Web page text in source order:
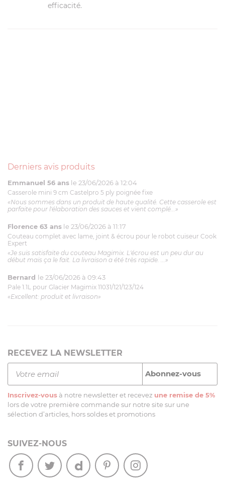
efficacité.
Derniers avis produits
Emmanuel 56 ans le 23/06/2026 à 12:04
Casserole mini 9 cm Castelpro 5 ply poignée fixe
«Nous sommes dans un produit de haute qualité. Cette casserole est
parfaite pour l'élaboration des sauces et vient complé...»
Florence 63 ans le 23/06/2026 à 11:17
Couteau complet avec lame, joint & écrou pour le robot cuiseur Cook
Expert
«Je suis satisfaite du couteau Magimix. L'écrou est un peu dur au
début mais ça le fait. La livraison a été très rapide. ...»
Bernard le 23/06/2026 à 09:43
Pale 1.1L pour Glacier Magimix 11031/121/123/124
«Excellent: produit et livraison»
RECEVEZ LA NEWSLETTER
Inscrivez-vous à notre newsletter et recevez une remise de 5%
lors de votre première commande sur notre site sur une
sélection d’articles, hors soldes et promotions
SUIVEZ-NOUS